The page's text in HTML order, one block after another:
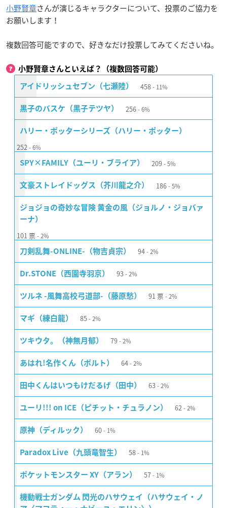
小野賢章さんが演じるキャラクターについて、投票のご協力を
お願いします！
複数回答可能ですので、好きなだけ投票してみてくださいね。
小野賢章さんといえば？（複数回答可能）
アイドリッシュセブン（七瀬陸） 458 11%
黒子のバスケ（黒子テツヤ） 256 6%
ハリー・ポッターシリーズ（ハリー・ポッター）
252 6%
SPY×FAMILY（ユーリ・ブライア） 209 5%
文豪ストレイドッグス（芥川龍之介） 186 5%
ジョジョの奇妙な冒険 黄金の風（ジョルノ・ジョバァ
ーナ）
101 票 2%
刀剣乱舞-ONLINE-（物吉貞宗） 94 2%
Dr.STONE（西園寺羽京） 93 2%
ツルネ -風舞高校弓道部-（藤原愁） 91 票 2%
マギ（練白龍） 85 2%
ツキウタ。（神無月郁） 79 2%
あはれ!名作くん（ボルト） 64 2%
田中くんはいつもけだるげ（田中） 63 2%
ユーリ!!! on ICE（ピチット・チュラノン） 62 2%
原神（ディルック） 60 1%
Paradox Live（九頭竜智生） 58 1%
ポケットモンスター XY（アラン） 57 1%
機動戦士ガンダム 閃光のハサウェイ（ハサウェイ・ノ